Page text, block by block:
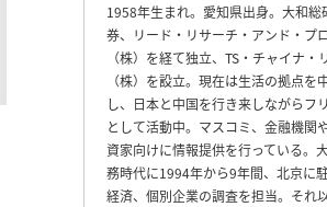
1958年生まれ。愛知県出身。大和総
券、リード・リサーチ・アンド・プ
（株）を経て独立、TS・チャイナ・
（株）を設立。現在は生活の拠点を
し、日本と中国を行き来しながらフ
として活動中。マスコミ、金融機関
資家向けに情報提供を行っている。
務時代に1994年から9年間、北京に
経済、個別企業の調査を担当。それ